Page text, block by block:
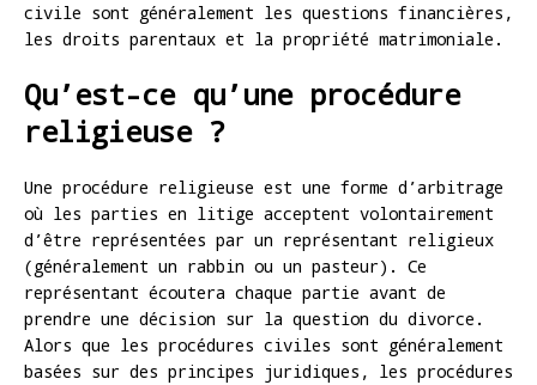
civile sont généralement les questions financières,
les droits parentaux et la propriété matrimoniale.
Qu’est-ce qu’une procédure
religieuse ?
Une procédure religieuse est une forme d’arbitrage
où les parties en litige acceptent volontairement
d’être représentées par un représentant religieux
(généralement un rabbin ou un pasteur). Ce
représentant écoutera chaque partie avant de
prendre une décision sur la question du divorce.
Alors que les procédures civiles sont généralement
basées sur des principes juridiques, les procédures